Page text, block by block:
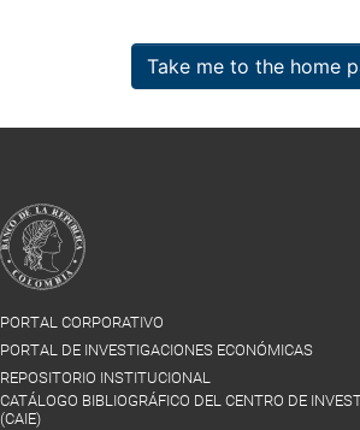
Take me to the home
PORTAL CORPORATIVO
PORTAL DE INVESTIGACIONES ECONÓMICAS
REPOSITORIO INSTITUCIONAL
CATÁLOGO BIBLIOGRÁFICO DEL CENTRO DE
(CAIE)